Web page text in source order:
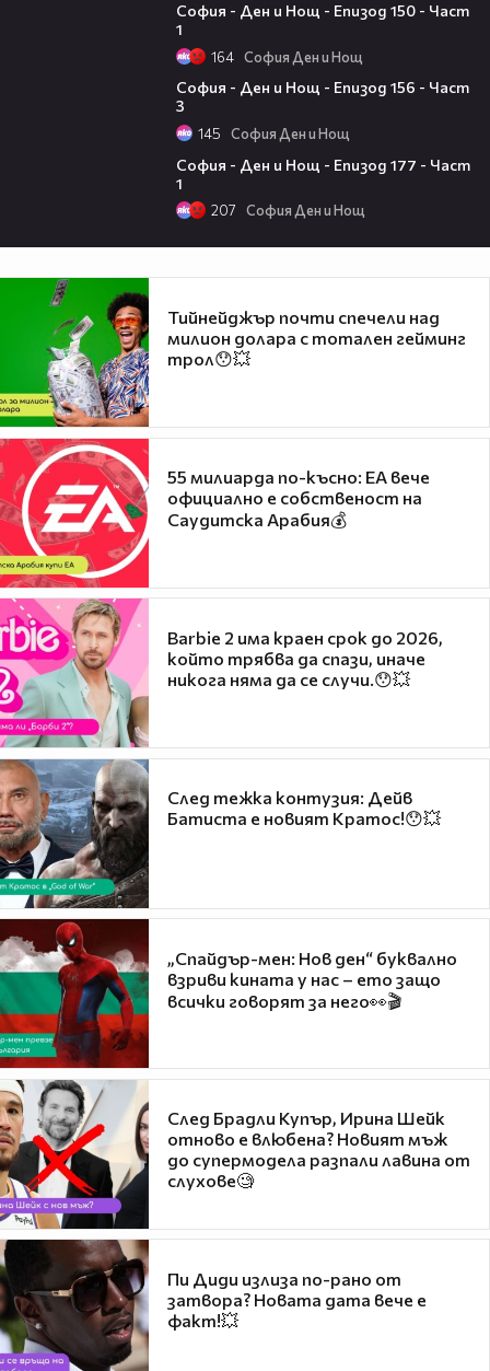
София - Ден и Нощ - Епизод 150 - Част
1
164 София Ден и Нощ
София - Ден и Нощ - Епизод 156 - Част
3
145 София Ден и Нощ
София - Ден и Нощ - Епизод 177 - Част
1
207 София Ден и Нощ
Тийнейджър почти спечели над
милион долара с тотален гейминг
трол😯💥
55 милиарда по-късно: EA вече
официално е собственост на
Саудитска Арабия💰
Barbie 2 има краен срок до 2026,
който трябва да спази, иначе
никога няма да се случи.😯💥
След тежка контузия: Дейв
Батиста е новият Кратос!😯💥
„Спайдър-мен: Нов ден“ буквално
взриви кината у нас – ето защо
всички говорят за него👀🎬
След Брадли Купър, Ирина Шейк
отново е влюбена? Новият мъж
до супермодела разпали лавина от
слухове🧐
Пи Диди излиза по-рано от
затвора? Новата дата вече е
факт!💥